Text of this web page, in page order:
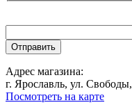
Адрес магазина:
г. Ярославль, ул.
Посмотреть на карте